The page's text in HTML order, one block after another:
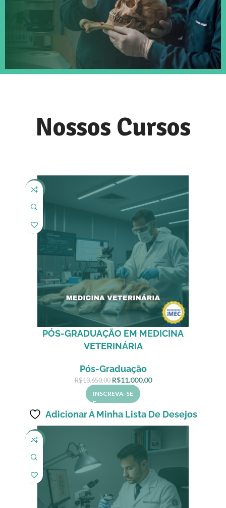
Nossos Cursos
-19%
PÓS-GRADUAÇÃO EM MEDICINA
VETERINÁRIA
Pós-Graduação
R$13.650,00 R$11.000,00
INSCREVA-SE
Adicionar À Minha Lista De Desejos
-23%